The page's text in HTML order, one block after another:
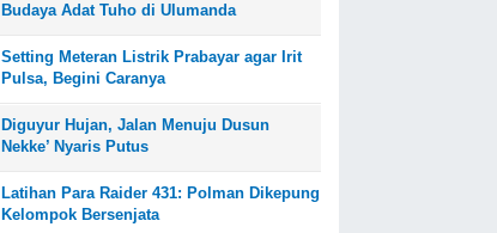
Budaya Adat Tuho di Ulumanda
Setting Meteran Listrik Prabayar agar Irit
Pulsa, Begini Caranya
Diguyur Hujan, Jalan Menuju Dusun
Nekke’ Nyaris Putus
Latihan Para Raider 431: Polman Dikepung
Kelompok Bersenjata